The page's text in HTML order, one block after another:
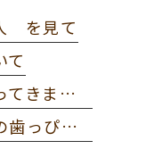
を見て
て
デンタルショーに行ってきました。
本日はデンソーさんの歯っぴー健診に参加してきました。